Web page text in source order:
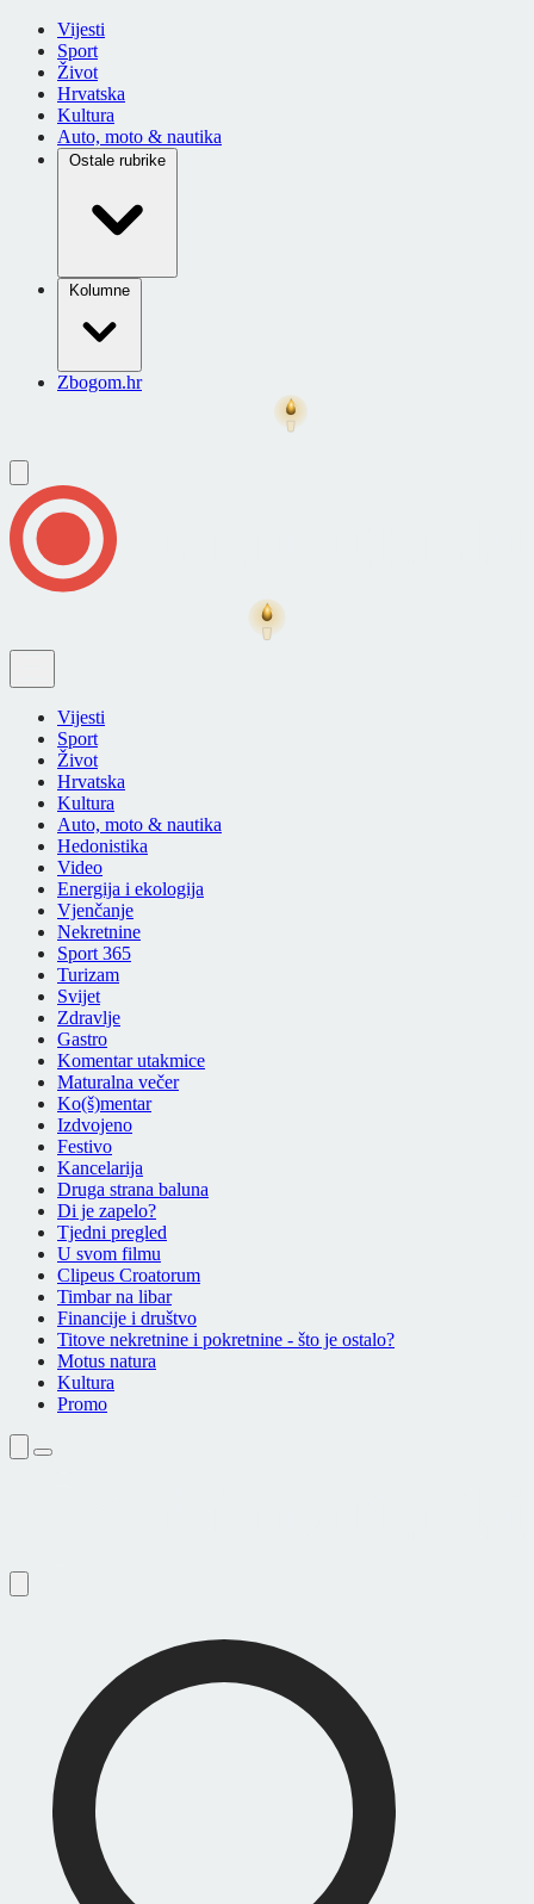
Vijesti
Sport
Život
Hrvatska
Kultura
Auto, moto & nautika
Ostale rubrike
Kolumne
Zbogom.hr
Vijesti
Sport
Život
Hrvatska
Kultura
Auto, moto & nautika
Hedonistika
Video
Energija i ekologija
Vjenčanje
Nekretnine
Sport 365
Turizam
Svijet
Zdravlje
Gastro
Komentar utakmice
Maturalna večer
Ko(š)mentar
Izdvojeno
Festivo
Kancelarija
Druga strana baluna
Di je zapelo?
Tjedni pregled
U svom filmu
Clipeus Croatorum
Timbar na libar
Financije i društvo
Titove nekretnine i pokretnine - što je ostalo?
Motus natura
Kultura
Promo